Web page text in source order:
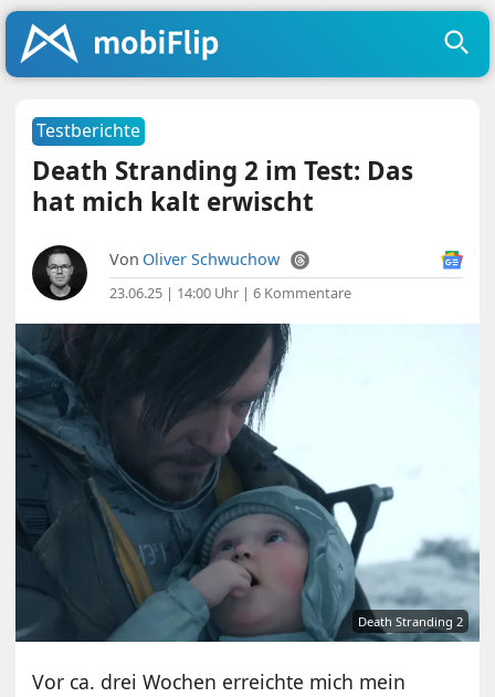
Testberichte
Death Stranding 2 im Test: Das
hat mich kalt erwischt
Von Oliver Schwuchow
23.06.25 | 14:00 Uhr |6 Kommentare
Death Stranding 2
Vor ca. drei Wochen erreichte mich mein